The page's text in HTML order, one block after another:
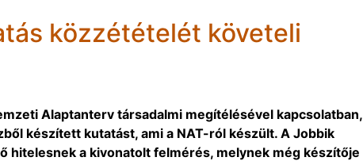
közzétételét követeli
Alaptanterv társadalmi megítélésével kapcsolatban,
készített kutatást, ami a NAT-ról készült. A Jobbik
hitelesnek a kivonatolt felmérés, melynek még készítője